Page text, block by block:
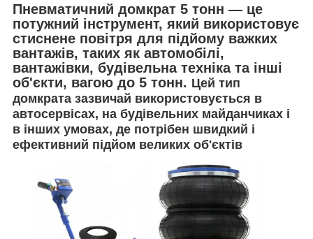
Пневматичний домкрат 5 тонн — це
потужний інструмент, який використовує
стиснене повітря для підйому важких
вантажів, таких як автомобілі,
вантажівки, будівельна техніка та інші
об'єкти, вагою до 5 тонн. Цей тип
домкрата зазвичай використовується в
автосервісах, на будівельних майданчиках і
в інших умовах, де потрібен швидкий і
ефективний підйом великих об'єктів